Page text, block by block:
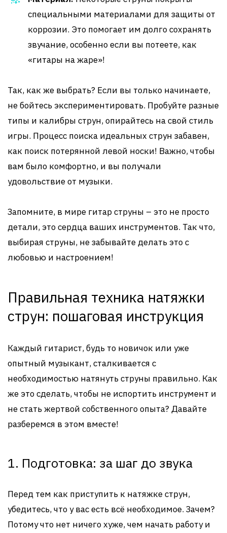
специальными материалами для защиты от
коррозии. Это помогает им долго сохранять
звучание, особенно если вы потеете, как
«гитары на жаре»!
Так, как же выбрать? Если вы только начинаете,
не бойтесь экспериментировать. Пробуйте разные
типы и калибры струн, опирайтесь на свой стиль
игры. Процесс поиска идеальных струн забавен,
как поиск потерянной левой носки! Важно, чтобы
вам было комфортно, и вы получали
удовольствие от музыки.
Запомните, в мире гитар струны – это не просто
детали, это сердца ваших инструментов. Так что,
выбирая струны, не забывайте делать это с
любовью и настроением!
Правильная техника натяжки
струн: пошаговая инструкция
Каждый гитарист, будь то новичок или уже
опытный музыкант, сталкивается с
необходимостью натянуть струны правильно. Как
же это сделать, чтобы не испортить инструмент и
не стать жертвой собственного опыта? Давайте
разберемся в этом вместе!
1. Подготовка: за шаг до звука
Перед тем как приступить к натяжке струн,
убедитесь, что у вас есть всё необходимое. Зачем?
Потому что нет ничего хуже, чем начать работу и